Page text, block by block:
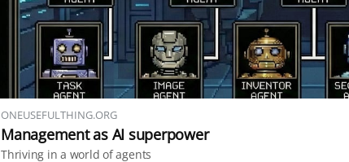
ONEUSEFULTHING.ORG
Management as AI superpower
Thriving in a world of agents